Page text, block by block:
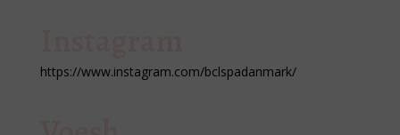
https://www.instagram.com/bclspadanmark/